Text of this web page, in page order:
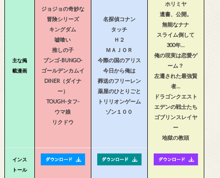
主な掲
載漫画
ジョジョの奇妙な
冒険シリーズ
キングダム
嘘喰い
推しの子
ブンゴ-BUNGO-
ゴールデンカムイ
DINER（ダイナ
ー）
TOUGH-タフ-
ウマ娘
リクドウ
名探偵コナン
タッチ
Ｈ２
ＭＡＪＯＲ
今際の国のアリス
今日から俺は
葬送のフリーレン
薬屋のひとりごと
トリリオンゲーム
ゾン１００
ホリミヤ
遺書、公開。
無能なナナ
スライム倒して
300年…
俺の現実は恋愛ゲ
ーム？
左遷された最強賢
者…
ドラゴンクエスト
エデンの戦士たち
ゴブリンスレイヤ
ー
地獄の教頭
インス
トール